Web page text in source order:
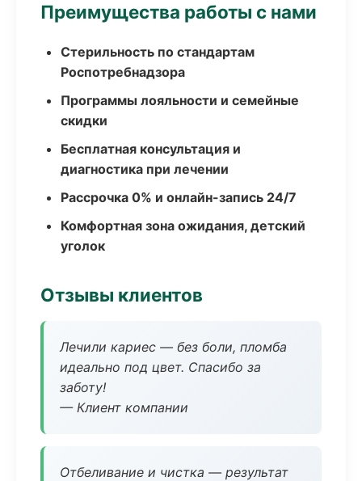
Преимущества работы с нами
Стерильность по стандартам
Роспотребнадзора
Программы лояльности и семейные
скидки
Бесплатная консультация и
диагностика при лечении
Рассрочка 0% и онлайн-запись 24/7
Комфортная зона ожидания, детский
уголок
Отзывы клиентов
Лечили кариес — без боли, пломба
идеально под цвет. Спасибо за
заботу!
— Клиент компании
Отбеливание и чистка — результат